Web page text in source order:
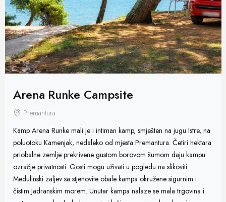
Arena Runke Campsite
Premantura
Kamp Arena Runke mali je i intiman kamp, smješten na jugu Istre, na
poluotoku Kamenjak, nedaleko od mjesta Premantura. Četiri hektara
priobalne zemlje prekrivene gustom borovom šumom daju kampu
ozračje privatnosti. Gosti mogu uživati u pogledu na slikoviti
Medulinski zaljev sa stjenovite obale kampa okružene sigurnim i
čistim Jadranskim morem. Unutar kampa nalaze se mala trgovina i